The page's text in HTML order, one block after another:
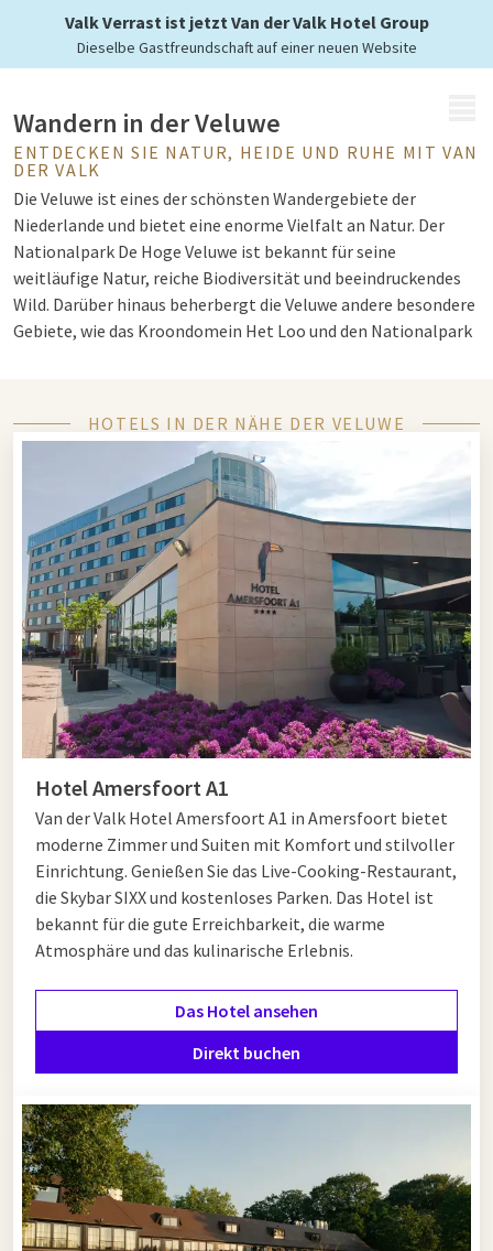
Valk Verrast ist jetzt Van der Valk Hotel Group
Dieselbe Gastfreundschaft auf einer neuen Website
Niederlande
Wandern in der Veluwe
ENTDECKEN SIE NATUR, HEIDE UND RUHE MIT VAN
DER VALK
Die Veluwe ist eines der schönsten Wandergebiete der
Niederlande und bietet eine enorme Vielfalt an Natur. Der
Nationalpark De Hoge Veluwe ist bekannt für seine
weitläufige Natur, reiche Biodiversität und beeindruckendes
Wild. Darüber hinaus beherbergt die Veluwe andere besondere
Gebiete, wie das Kroondomein Het Loo und den Nationalpark
Wälder, Wild und Alleen
Im Nationalpark De Hoge Veluwe wandern Sie durch
abwechslungsreiche Landschaften mit Kiefernwäldern,
Heideflächen und Sandverwehungen. Mit etwas Glück
entdecken Sie unterwegs Wildschweine, Rothirsche oder
besondere Vogelarten. Das Kroondomein Het Loo ist vor
allem für den weitläufigen Palastpark von über 600 Hektar
bekannt. Hier wandern Sie entlang stattlicher Alleen, Teiche
und Rasenflächen, mit Routen, die Sie durch Wälder und über
Heideflächen führen. Auch hier ist die Chance groß, dass Sie
Wildtieren begegnen, wie einem Dachs oder einem Fuchs.
Palastgärten und besondere
Wanderwege
Die Veluwe bietet nicht nur Natur, sondern auch kulturelle
Sehenswürdigkeiten, die sich perfekt mit einer Wanderung
kombinieren lassen. Beim Palast Het Loo können Sie durch die
schön angelegten Palastgärten mit Brunnen und klassischen
Gartenstatuen wandern. Im Nationalpark De Hoge Veluwe ist
der Landschappenpad ein Muss: Diese Route führt Sie entlang
Museum und der beeindruckende Pampelse Zand.
Planen Sie eine Wanderung in der Veluwe? Machen Sie Ihren
Aufenthalt komplett mit einer
unserer Hotels in der Umgebung und genießen Sie Komfort
und Entspannung nach einem Tag in der Natur.
HOTELS IN DER NÄHE DER VELUWE
Hotel Amersfoort A1
Van der Valk Hotel Amersfoort A1 in Amersfoort bietet
moderne Zimmer und Suiten mit Komfort und stilvoller
Einrichtung. Genießen Sie das Live-Cooking-Restaurant,
die Skybar SIXX und kostenloses Parken. Das Hotel ist
bekannt für die gute Erreichbarkeit, die warme
Atmosphäre und das kulinarische Erlebnis.
Das Hotel ansehen
Direkt buchen